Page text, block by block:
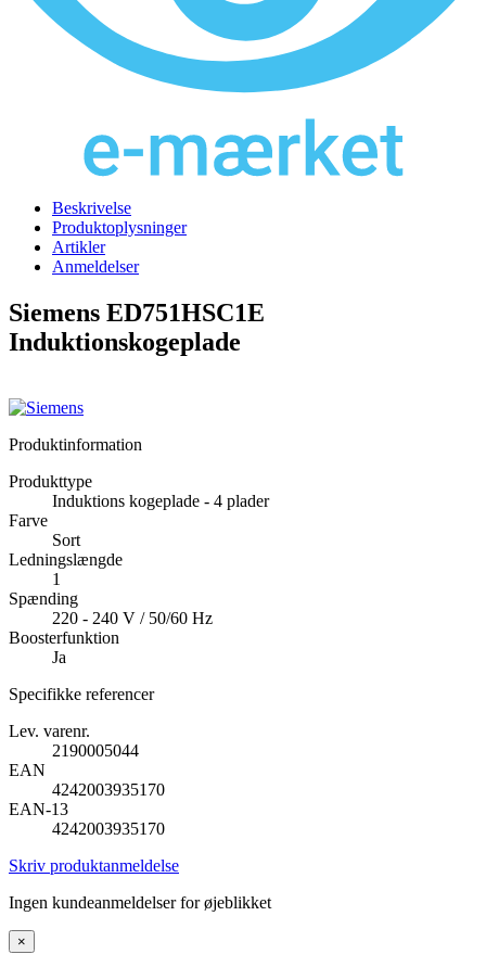
Beskrivelse
Produktoplysninger
Artikler
Anmeldelser
Siemens ED751HSC1E
Induktionskogeplade
Produktinformation
Produkttype
Induktions kogeplade - 4 plader
Farve
Sort
Ledningslængde
1
Spænding
220 - 240 V / 50/60 Hz
Boosterfunktion
Ja
Specifikke referencer
Lev. varenr.
2190005044
EAN
4242003935170
EAN-13
4242003935170
Skriv produktanmeldelse
Ingen kundeanmeldelser for øjeblikket
×